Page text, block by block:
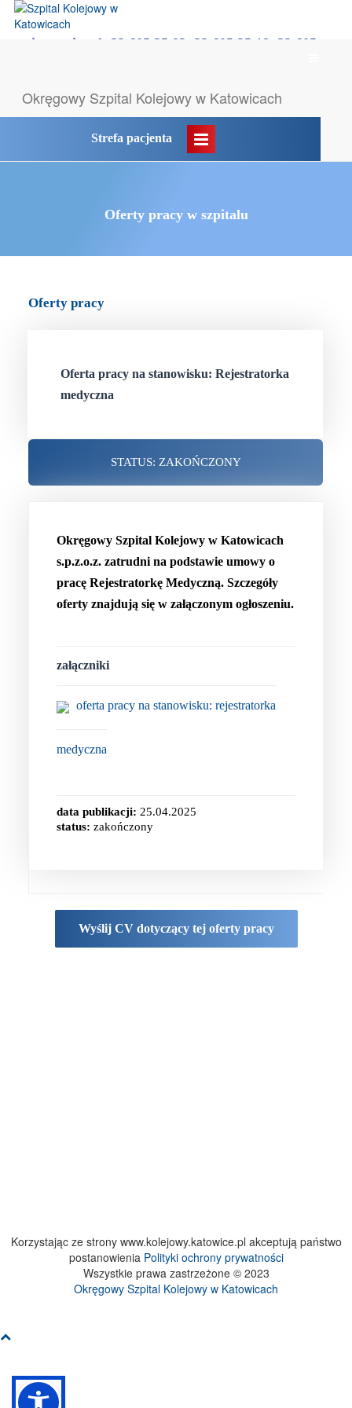
rejestracja tel: 32 605 35 83, 32 605 35 18, 32 605
Okręgowy Szpital Kolejowy w Katowicach
Strefa pacjenta
Oferty pracy w szpitalu
Oferty pracy
Oferta pracy na stanowisku: Rejestratorka
medyczna
STATUS: ZAKOŃCZONY
Okręgowy Szpital Kolejowy w Katowicach
s.p.z.o.z. zatrudni na podstawie umowy o
pracę Rejestratorkę Medyczną. Szczegóły
oferty znajdują się w załączonym ogłoszeniu.
załączniki
oferta pracy na stanowisku: rejestratorka
medyczna
data publikacji: 25.04.2025
status:zakończony
Wyślij CV dotyczący tej oferty pracy
Korzystając ze strony www.kolejowy.katowice.pl akceptują państwo
postanowienia Polityki ochrony prywatności
Wszystkie prawa zastrzeżone © 2023
Okręgowy Szpital Kolejowy w Katowicach